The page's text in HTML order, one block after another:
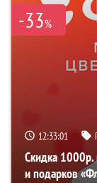
-33%
12:33:00
Скидка 1000р.
и подарков